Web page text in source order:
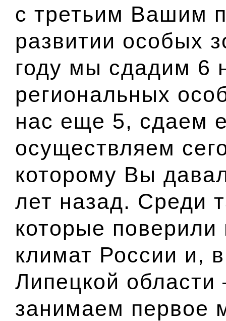
с третьим Вашим
развитии особых
году мы сдадим 6
региональных
нас еще 5, сдаем
осуществляем
которому Вы
лет назад. Среди
которые
климат России и,
Липецкой
занимаем первое